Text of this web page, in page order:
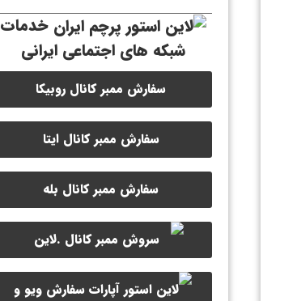
خدمات
شبکه های اجتماعی ایرانی
سفارش ممبر کانال روبیکا
سفارش ممبر کانال ایتا
سفارش ممبر کانال بله
سفارش ویو و